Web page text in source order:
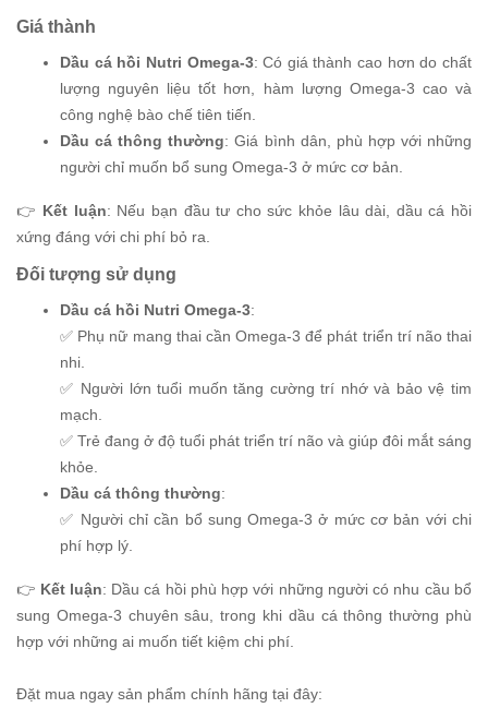
Giá thành
Dầu cá hồi Nutri Omega-3: Có giá thành cao hơn do chất
lượng nguyên liệu tốt hơn, hàm lượng Omega-3 cao và
công nghệ bào chế tiên tiến.
Dầu cá thông thường: Giá bình dân, phù hợp với những
người chỉ muốn bổ sung Omega-3 ở mức cơ bản.
👉 Kết luận: Nếu bạn đầu tư cho sức khỏe lâu dài, dầu cá hồi
xứng đáng với chi phí bỏ ra.
Đối tượng sử dụng
Dầu cá hồi Nutri Omega-3:
✅ Phụ nữ mang thai cần Omega-3 để phát triển trí não thai
nhi.
✅ Người lớn tuổi muốn tăng cường trí nhớ và bảo vệ tim
mạch.
✅ Trẻ đang ở độ tuổi phát triển trí não và giúp đôi mắt sáng
khỏe.
Dầu cá thông thường:
✅ Người chỉ cần bổ sung Omega-3 ở mức cơ bản với chi
phí hợp lý.
👉 Kết luận: Dầu cá hồi phù hợp với những người có nhu cầu bổ
sung Omega-3 chuyên sâu, trong khi dầu cá thông thường phù
hợp với những ai muốn tiết kiệm chi phí.
Đặt mua ngay sản phẩm chính hãng tại đây: